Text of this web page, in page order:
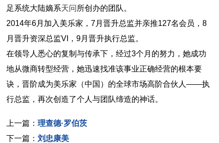
足系统大陆嫡系天问 所创办的团队。
2014年6月加入美乐家，7月晋升总监并亲推127名会员，8
月晋升资深总监VI，9月晋升执行总监。
在领导人悉心的复制与传承下，经过3个月的努力，她成功
地从微商转型经营，她迅速找准该事业正确经营的根本要
诀，晋阶成为美乐家（中国）的全球市场高阶合伙人——执
行总监，再次创造了个人与团队缔造的神话。
上一篇：理查德·罗伯茨
下一篇：刘忠康美